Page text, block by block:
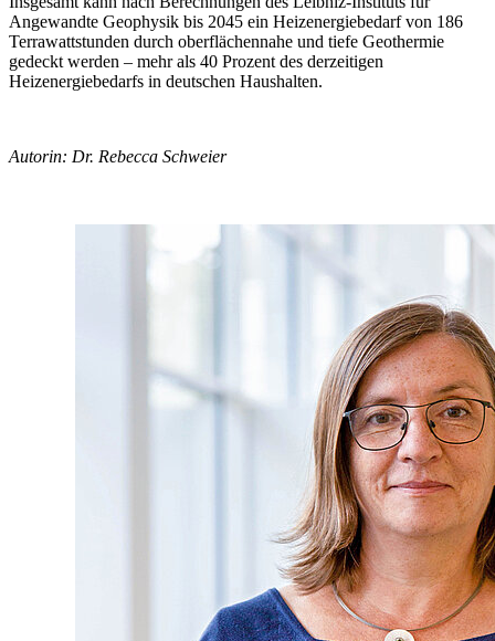
Angewandte Geophysik bis 2045 ein Heizenergiebedarf von 186
Terrawattstunden durch oberflächennahe und tiefe Geothermie
gedeckt werden – mehr als 40 Prozent des derzeitigen
Heizenergiebedarfs in deutschen Haushalten.
Autorin: Dr. Rebecca Schweier